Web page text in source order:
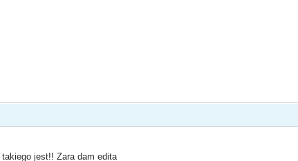
jest!! Zara dam edita